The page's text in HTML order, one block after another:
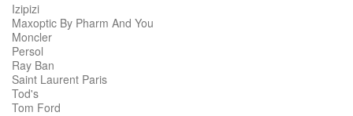
Izipizi
Maxoptic By Pharm And You
Moncler
Persol
Ray Ban
Saint Laurent Paris
Tod's
Tom Ford